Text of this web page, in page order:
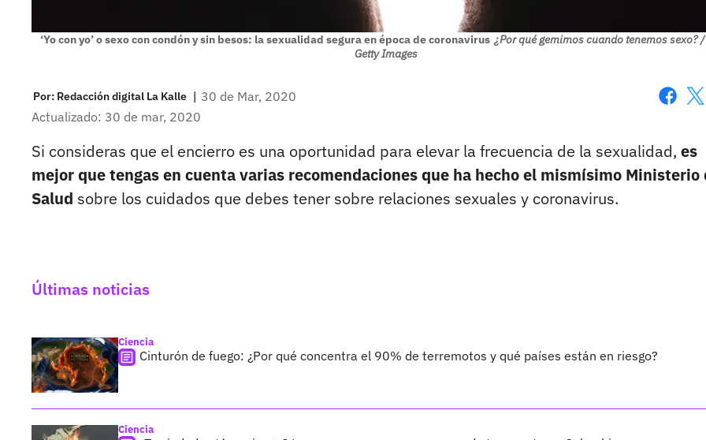
‘Yo con yo’ o sexo con condón y sin besos: la sexualidad segura en época de coronavirus ¿Por qué gemimos cuando tenemos sexo?
Getty Images
Por: Redacción digital La Kalle | 30 de Mar, 2020
Actualizado: 30 de mar, 2020
Si consideras que el encierro es una oportunidad para elevar la frecuencia de la sexualidad, es
mejor que tengas en cuenta varias recomendaciones que ha hecho el mismísimo Ministerio
Salud sobre los cuidados que debes tener sobre relaciones sexuales y coronavirus.
Últimas noticias
Ciencia
Cinturón de fuego: ¿Por qué concentra el 90% de terremotos y qué países están en riesgo?
Ciencia